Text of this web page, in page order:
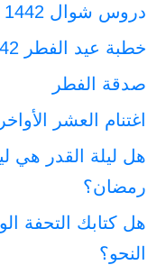
دروس شوال 1442
خطبة عيد الفطر 1442
صدقة الفطر
اغتنام العشر
رمضان؟
هل كتابك التحفة
النحو؟